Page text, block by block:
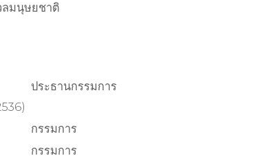
ลมนุษยชาติ
ประธานกรรมการ
กรรมการ
กรรมการ